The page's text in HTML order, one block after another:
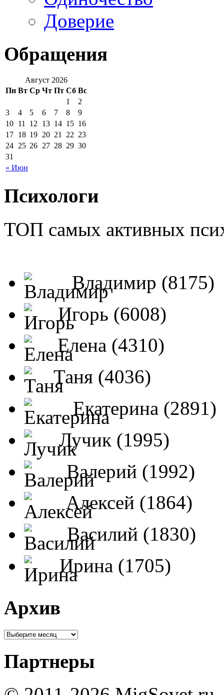
Доверие
Обращения
Август 2026
Пн Вт Ср Чт Пт Сб Вс
« Июн
1
2
3
4 5 6 7 8
9
10 11 12 13 14 15 16
17 18 19 20 21 22 23
24 25 26 27 28 29 30
31
Психологи
ТОП самых активных
Владимир (8175)
Игорь (6008)
Елена (4310)
Таня (4036)
Екатерина (2891)
Лучик (1995)
Валерий (1992)
Алексей (1864)
Василий (1830)
Ирина (1705)
Архив
Партнеры